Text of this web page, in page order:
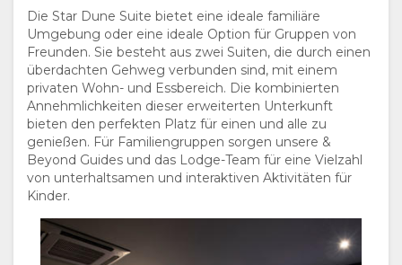
Die Star Dune Suite bietet eine ideale familiäre
Umgebung oder eine ideale Option für Gruppen von
Freunden. Sie besteht aus zwei Suiten, die durch einen
überdachten Gehweg verbunden sind, mit einem
privaten Wohn- und Essbereich. Die kombinierten
Annehmlichkeiten dieser erweiterten Unterkunft
bieten den perfekten Platz für einen und alle zu
genießen. Für Familiengruppen sorgen unsere &
Beyond Guides und das Lodge-Team für eine Vielzahl
von unterhaltsamen und interaktiven Aktivitäten für
Kinder.